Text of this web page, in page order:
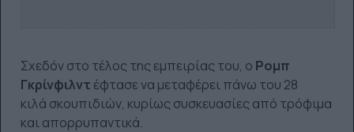
Σχεδόν στο τέλος της εμπειρίας του, ο Ρομπ
Γκρίνφιλντ έφτασε να μεταφέρει πάνω του 28
κιλά σκουπιδιών, κυρίως συσκευασίες από τρόφιμα
και απορρυπαντικά.